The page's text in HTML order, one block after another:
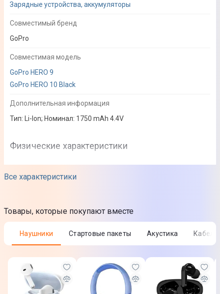
Все характеристики
Зарядные устройства, аккумуляторы
Совместимый бренд
GoPro
Совместимая модель
GoPro HERO 9
GoPro HERO 10 Black
Дополнительная информация
Тип: Li-Ion; Номинал: 1750 mAh 4.4V
Физические характеристики
Комплектация
Юридическая информация
Товар может отличаться от представленного на фото,
Товары, которые покупают вместе
Наушники Стартовые пакеты Акустика Кабели